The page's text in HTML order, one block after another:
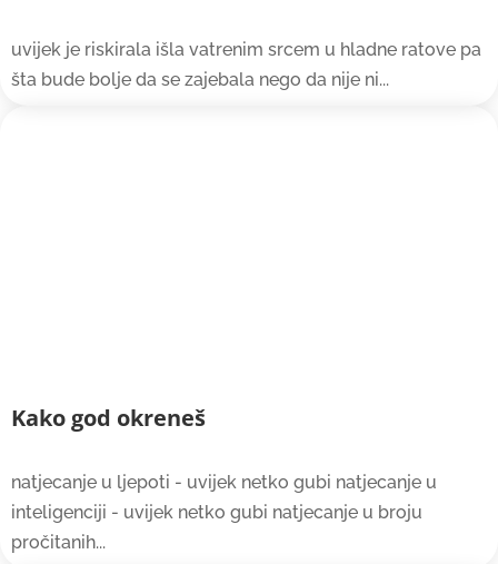
uvijek je riskirala išla vatrenim srcem u hladne ratove pa
šta bude bolje da se zajebala nego da nije ni...
Kako god okreneš
natjecanje u ljepoti - uvijek netko gubi natjecanje u
inteligenciji - uvijek netko gubi natjecanje u broju
pročitanih...